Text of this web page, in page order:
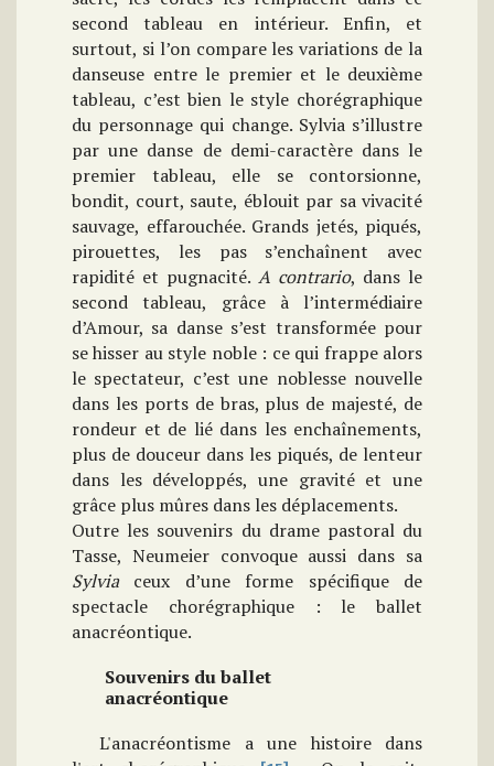
second tableau en intérieur. Enfin, et
surtout, si l’on compare les variations de la
danseuse entre le premier et le deuxième
tableau, c’est bien le style chorégraphique
du personnage qui change. Sylvia s’illustre
par une danse de demi-caractère dans le
premier tableau, elle se contorsionne,
bondit, court, saute, éblouit par sa vivacité
sauvage, effarouchée. Grands jetés, piqués,
pirouettes, les pas s’enchaînent avec
rapidité et pugnacité. A contrario, dans le
second tableau, grâce à l’intermédiaire
d’Amour, sa danse s’est transformée pour
se hisser au style noble : ce qui frappe alors
le spectateur, c’est une noblesse nouvelle
dans les ports de bras, plus de majesté, de
rondeur et de lié dans les enchaînements,
plus de douceur dans les piqués, de lenteur
dans les développés, une gravité et une
grâce plus mûres dans les déplacements.
Outre les souvenirs du drame pastoral du
Tasse, Neumeier convoque aussi dans sa
Sylviaceux d’une forme spécifique de
spectacle chorégraphique : le ballet
anacréontique.
Souvenirs du ballet
anacréontique
L'anacréontisme a une histoire dans